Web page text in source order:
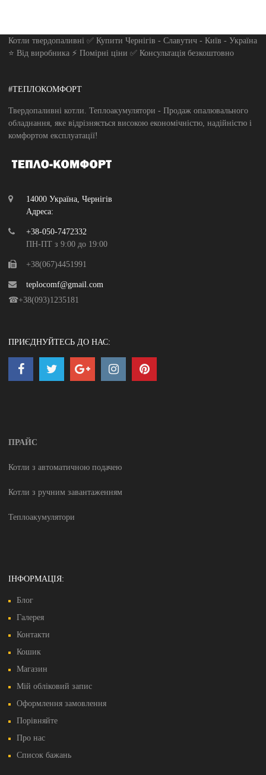
Котли твердопаливні ✅ Купити Чернігів - Славутич - Київ - Україна
⭐ Від виробника ⚡ Помірні ціни ✅ Консультація безкоштовно
#ТЕПЛОКОМФОРТ
Твердопаливні котли. Теплоакумулятори - Продаж опалювального
обладнання, яке відрізняється високою економічністю, надійністю і
комфортом експлуатації!
14000 Україна, Чернігів
Адреса:
+38-050-7472332
ПН-ПТ з 9:00 до 19:00
+38(067)4451991
teplocomf@gmail.com
☎+38(093)1235181
ПРИЄДНУЙТЕСЬ ДО НАС:
ПРАЙС
Котли з автоматичною подачею
Котли з ручним завантаженням
Теплоакумулятори
ІНФОРМАЦІЯ:
Блог
Галерея
Контакти
Кошик
Магазин
Мій обліковий запис
Оформлення замовлення
Порівняйте
Про нас
Список бажань